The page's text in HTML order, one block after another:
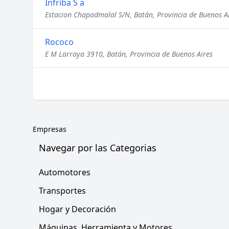
Infriba S a
Estacion Chapadmalal S/N, Batán, Provincia de Buenos
Rococo
E M Larraya 3910, Batán, Provincia de Buenos Aires
Empresas
Navegar por las Categorias
Automotores
Transportes
Hogar y Decoración